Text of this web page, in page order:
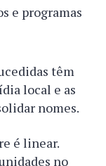
e programas
têm
local e as
nomes.
é linear.
no